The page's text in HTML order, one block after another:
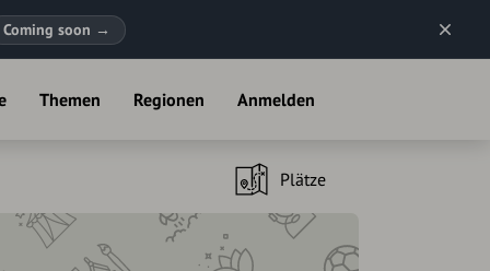
Coming soon →
Themen Regionen Anmelden
Plätze